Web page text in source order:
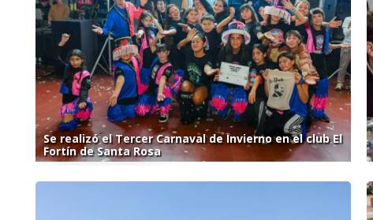
Se realizó el Tercer Carnaval de Invierno en el club El
Fortín de Santa Rosa